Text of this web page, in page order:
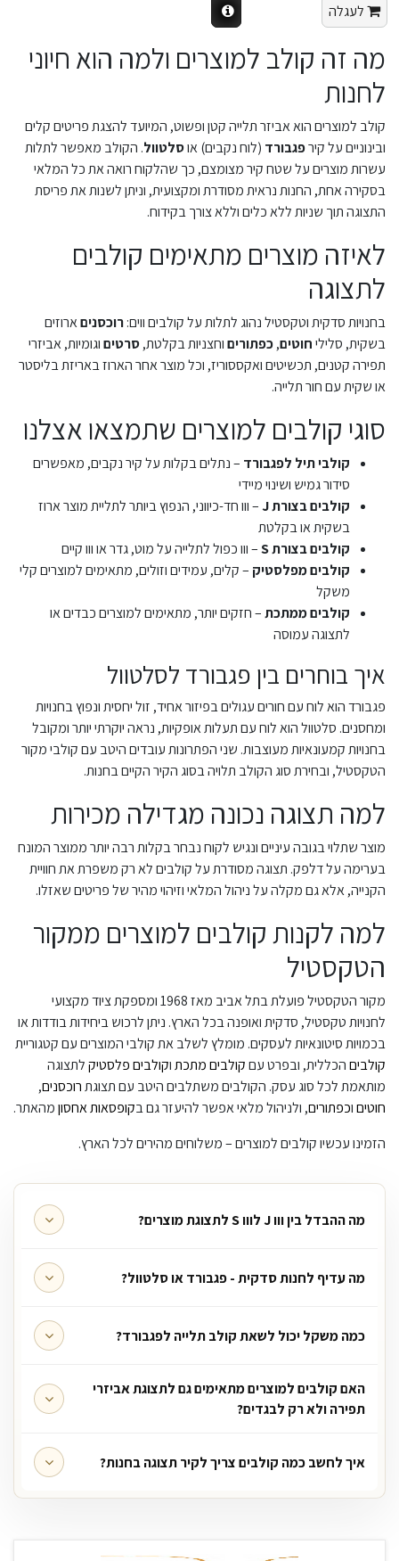
לעגלה
מה זה קולב למוצרים ולמה הוא חיוני
לחנות
קולב למוצרים הוא אביזר תלייה קטן ופשוט, המיועד להצגת פריטים קלים
ובינוניים על קירפגבורד (לוח נקבים) אוסלטוול. הקולב מאפשר לתלות
עשרות מוצרים על שטח קיר מצומצם, כך שהלקוח רואה את כל המלאי
בסקירה אחת, החנות נראית מסודרת ומקצועית, וניתן לשנות את פריסת
התצוגה תוך שניות ללא כלים וללא צורך בקידוח.
לאיזה מוצרים מתאימים קולבים
לתצוגה
בחנויות סדקית וטקסטיל נהוג לתלות על קולבים ווים:רוכסניםארוזים
בשקית, סליליחוטים,כפתוריםוחצניות בקלטת,סרטיםוגומיות, אביזרי
תפירה קטנים, תכשיטים ואקססוריז, וכל מוצר אחר הארוז באריזת בליסטר
או שקית עם חור תלייה.
סוגי קולבים למוצרים שתמצאו אצלנו
קולבי תיל לפגבורד – נתלים בקלות על קיר נקבים, מאפשרים
סידור גמיש ושינוי מיידי
קולבים בצורת J
– ווו חד-כיווני, הנפוץ ביותר לתליית מוצר ארוז
בשקית או בקלטת
קולבים בצורת S
– ווו כפול לתלייה על מוט, גדר או ווו קיים
קולבים מפלסטיק – קלים, עמידים וזולים, מתאימים למוצרים קלי
משקל
קולבים ממתכת– חזקים יותר, מתאימים למוצרים כבדים או
לתצוגה עמוסה
איך בוחרים בין פגבורד לסלטוול
פגבורד הוא לוח עם חורים עגולים בפיזור אחיד, זול יחסית ונפוץ בחנויות
ומחסנים. סלטוול הוא לוח עם תעלות אופקיות, נראה יוקרתי יותר ומקובל
בחנויות קמעונאיות מעוצבות. שני הפתרונות עובדים היטב עם קולבי מקור
הטקסטיל, ובחירת סוג הקולב תלויה בסוג הקיר הקיים בחנות.
למה תצוגה נכונה מגדילה מכירות
מוצר שתלוי בגובה עיניים ונגיש לקוח נבחר בקלות רבה יותר ממוצר המונח
בערימה על דלפק. תצוגה מסודרת על קולבים לא רק משפרת את חוויית
הקנייה, אלא גם מקלה על ניהול המלאי וזיהוי מהיר של פריטים שאזלו.
למה לקנות קולבים למוצרים ממקור
הטקסטיל
מקור הטקסטיל פועלת בתל אביב מאז 1968 ומספקת ציוד מקצועי
לחנויות טקסטיל, סדקית ואופנה בכל הארץ. ניתן לרכוש ביחידות בודדות או
בכמויות סיטונאיות לעסקים. מומלץ לשלב את קולבי המוצרים עם קטגוריית
קולביםהכללית, ובפרט עםקולבים מתכתוקולבים פלסטיקלתצוגה
מותאמת לכל סוג עסק. הקולבים משתלבים היטב עם תצוגתרוכסנים,
חוטיםוכפתורים, ולניהול מלאי אפשר להיעזר גם בקופסאות אחסוןמהאתר.
הזמינו עכשיו קולבים למוצרים – משלוחים מהירים לכל הארץ.
מה ההבדל בין ווו J לווו S לתצוגת מוצרים?
מה עדיף לחנות סדקית - פגבורד או סלטוול?
כמה משקל יכול לשאת קולב תלייה לפגבורד?
האם קולבים למוצרים מתאימים גם לתצוגת אביזרי
תפירה ולא רק לבגדים?
איך לחשב כמה קולבים צריך לקיר תצוגה בחנות?